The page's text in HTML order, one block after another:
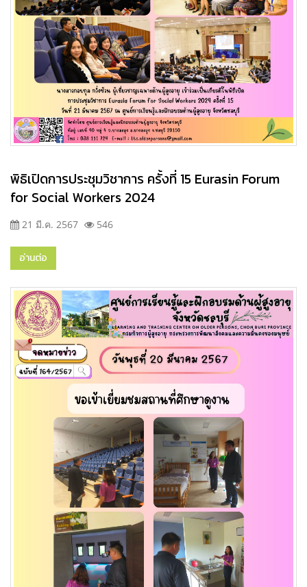
พิธิเปิดการประชุมวิชาการ ครั้งที่ 15 Eurasin Forum
for Social Workers 2024
21 มี.ค. 2567 546
อ่านต่อ